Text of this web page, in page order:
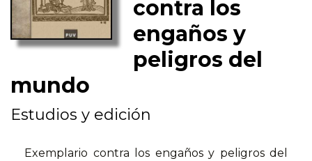
contra los
engaños y
peligros del
mundo
Estudios y edición
Exemplario contra los engaños y peligros del